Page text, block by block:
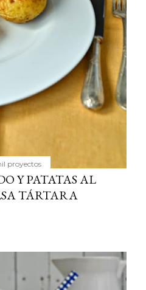
proyectos
Y PATATAS AL
TÁRTARA